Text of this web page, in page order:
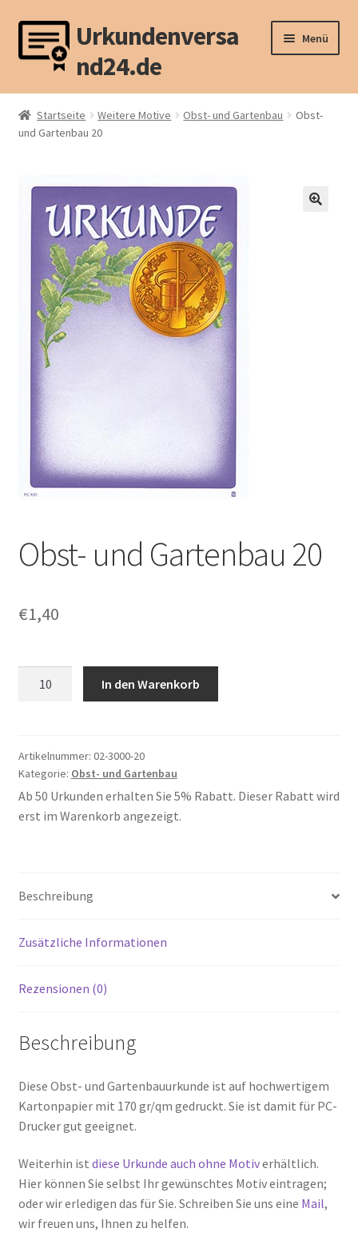
Zur
Navigation
springen
Zum
Inhalt
springen
Urkundenversa
nd24.de
Menü
Sport (1)
öffnen
Sport (2)
öffnen
Weitere Motive
Mappen u.ä.
Recht
Vertragswiderruf
Startseite Weitere Motive Obst- und Gartenbau
Obst-
und Gartenbau 20
Obst- und Gartenbau 20
€1,40
Menge
In den Warenkorb
Artikelnummer: 02-3000-20
Kategorie: Obst- und Gartenbau
Ab 50 Urkunden erhalten Sie 5% Rabatt. Dieser Rabatt wird
erst im Warenkorb angezeigt.
Beschreibung
Zusätzliche Informationen
Rezensionen (0)
Beschreibung
Diese Obst- und Gartenbauurkunde ist auf hochwertigem
Kartonpapier mit 170 gr/qm gedruckt. Sie ist damit für PC-
Drucker gut geeignet.
Weiterhin ist diese Urkunde auch ohne Motiverhältlich.
Hier können Sie selbst Ihr gewünschtes Motiv eintragen;
oder wir erledigen das für Sie. Schreiben Sie uns eine Mail,
wir freuen uns, Ihnen zu helfen.